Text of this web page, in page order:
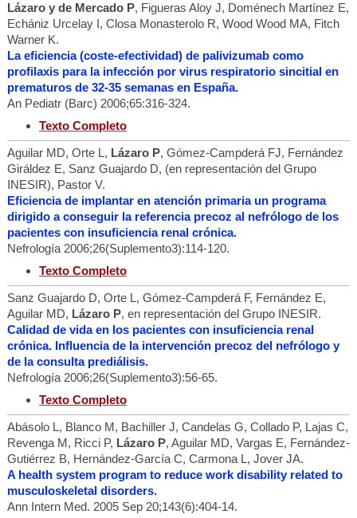
Lázaro y de Mercado P, Figueras Aloy J, Doménech Martínez E,
Echániz Urcelay I, Closa Monasterolo R, Wood Wood MA, Fitch
Warner K.
La eficiencia (coste-efectividad) de palivizumab como
profilaxis para la infección por virus respiratorio sincitial en
prematuros de 32-35 semanas en España.
An Pediatr (Barc) 2006;65:316-324.
Texto Completo
Aguilar MD, Orte L, Lázaro P, Gómez-Campderá FJ, Fernández
Giráldez E, Sanz Guajardo D, (en representación del Grupo
INESIR), Pastor V.
Eficiencia de implantar en atención primaria un programa
dirigido a conseguir la referencia precoz al nefrólogo de los
pacientes con insuficiencia renal crónica.
Nefrología 2006;26(Suplemento3):114-120.
Texto Completo
Sanz Guajardo D, Orte L, Gómez-Campderá F, Fernández E,
Aguilar MD, Lázaro P, en representación del Grupo INESIR.
Calidad de vida en los pacientes con insuficiencia renal
crónica. Influencia de la intervención precoz del nefrólogo y
de la consulta prediálisis.
Nefrología 2006;26(Suplemento3):56-65.
Texto Completo
Abásolo L, Blanco M, Bachiller J, Candelas G, Collado P, Lajas C,
Revenga M, Ricci P, Lázaro P, Aguilar MD, Vargas E, Fernández-
Gutiérrez B, Hernández-García C, Carmona L, Jover JA.
A health system program to reduce work disability related to
musculoskeletal disorders.
Ann Intern Med. 2005 Sep 20;143(6):404-14.